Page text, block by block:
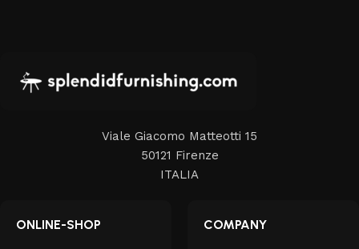
Viale Giacomo Matteotti 15
50121 Firenze
ITALIA
ONLINE-SHOP COMPANY